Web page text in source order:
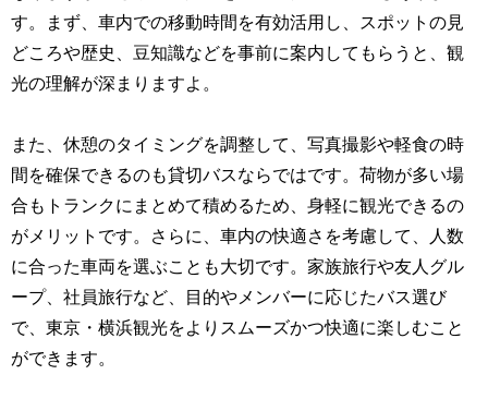
す。まず、車内での移動時間を有効活用し、スポットの見
どころや歴史、豆知識などを事前に案内してもらうと、観
光の理解が深まりますよ。
また、休憩のタイミングを調整して、写真撮影や軽食の時
間を確保できるのも貸切バスならではです。荷物が多い場
合もトランクにまとめて積めるため、身軽に観光できるの
がメリットです。さらに、車内の快適さを考慮して、人数
に合った車両を選ぶことも大切です。家族旅行や友人グル
ープ、社員旅行など、目的やメンバーに応じたバス選び
で、東京・横浜観光をよりスムーズかつ快適に楽しむこと
ができます。